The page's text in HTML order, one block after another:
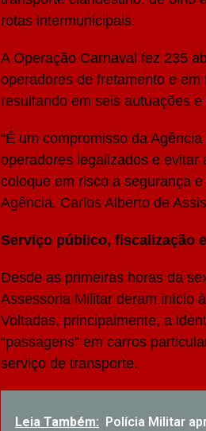
rotas intermunicipais.
A Operação Carnaval fez 235
operadores de fretamento e
resultando em seis autuações
“É um compromisso da
operadores legalizados e
coloque em risco a segurança
Agência, Carlos Alberto de
Serviço público, fiscalização
Desde as primeiras horas da
Assessoria Militar deram início
Voltadas, principalmente, a
“passagens” em carros
serviço de transporte.
Leia Também: Polícia Militar